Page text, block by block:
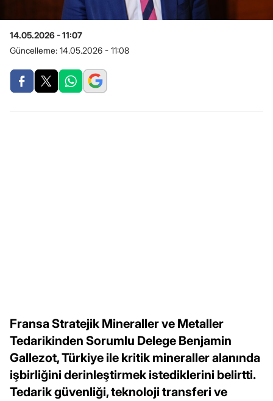
14.05.2026 - 11:07
Güncelleme: 14.05.2026 - 11:08
Fransa Stratejik Mineraller ve Metaller
Tedarikinden Sorumlu Delege Benjamin
Gallezot, Türkiye ile kritik mineraller alanında
işbirliğini derinleştirmek istediklerini belirtti.
Tedarik güvenliği, teknoloji transferi ve